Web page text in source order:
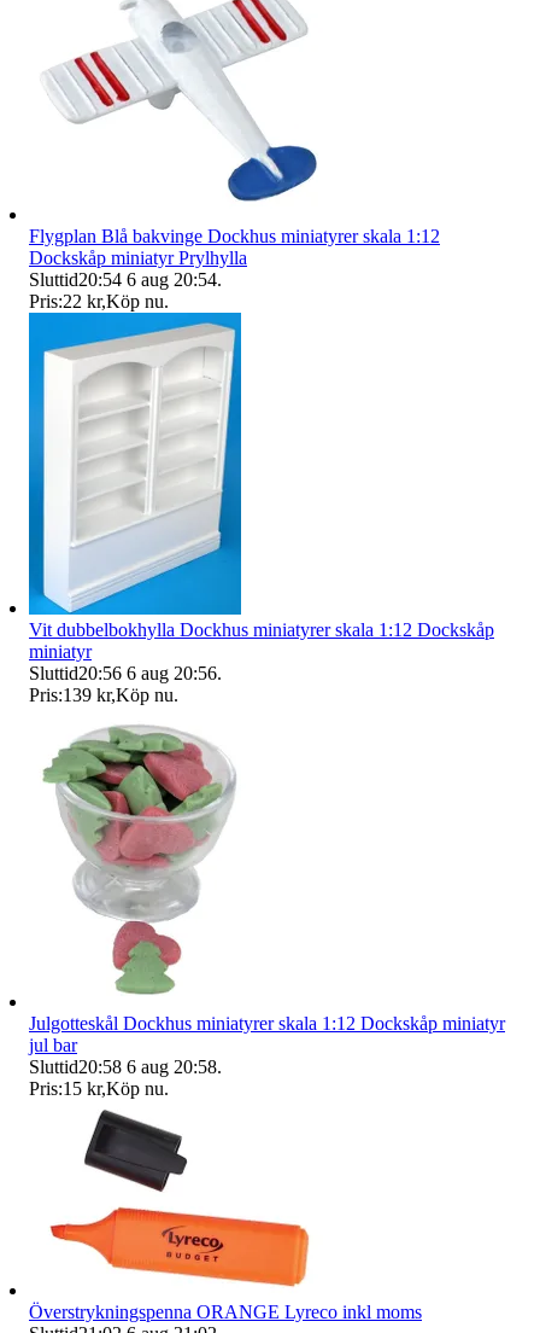
Flygplan Blå bakvinge Dockhus miniatyrer skala 1:12
Dockskåp miniatyr Prylhylla
Sluttid20:54 6 aug 20:54.
Pris:22 kr,Köp nu.
Vit dubbelbokhylla Dockhus miniatyrer skala 1:12 Dockskåp
miniatyr
Sluttid20:56 6 aug 20:56.
Pris:139 kr,Köp nu.
Julgotteskål Dockhus miniatyrer skala 1:12 Dockskåp miniatyr
jul bar
Sluttid20:58 6 aug 20:58.
Pris:15 kr,Köp nu.
Överstrykningspenna ORANGE Lyreco inkl moms